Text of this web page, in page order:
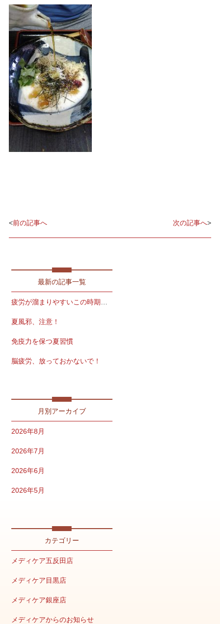
<前の記事へ 次の記事へ>
最新の記事一覧
疲労が溜まりやすいこの時期こそ
夏風邪、注意！
免疫力を保つ夏習慣
脳疲労、放っておかないで！
月別アーカイブ
2026年8月
2026年7月
2026年6月
2026年5月
2026年2月
2026年1月
カテゴリー
メディケア五反田店
メディケア目黒店
メディケア銀座店
メディケアからのお知らせ